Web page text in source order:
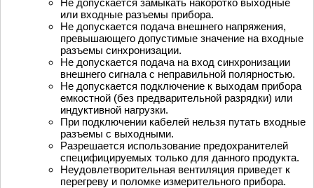
или входные разъемы прибора.
Не допускается подача внешнего напряжения,
превышающего допустимые значение на входные
разъемы синхронизации.
Не допускается подача на вход синхронизации
внешнего сигнала с неправильной полярностью.
Не допускается подключение к выходам прибора
емкостной (без предварительной разрядки) или
индуктивной нагрузки.
При подключении кабелей нельзя путать входные
разъемы с выходными.
Разрешается использование предохранителей
специфицируемых только для данного продукта.
Неудовлетворительная вентиляция приведет к
перегреву и поломке измерительного прибора.